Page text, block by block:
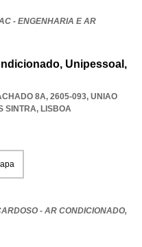
- ENGENHARIA E AR
Unipessoal,
8A, 2605-093, UNIAO
SINTRA, LISBOA
- AR CONDICIONADO,